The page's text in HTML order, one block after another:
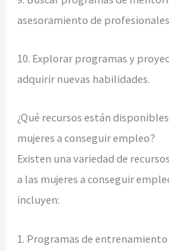
asesoramiento de
10. Explorar programas y
adquirir nuevas habilidades.
¿Qué recursos están
mujeres a conseguir empleo?
Existen una variedad de
a las mujeres a conseguir
incluyen:
1. Programas de